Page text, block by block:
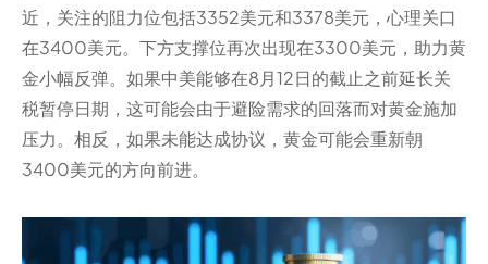
近，关注的阻力位包括3352美元和3378美元，心理关口
在3400美元。下方支撑位再次出现在3300美元，助力黄
金小幅反弹。如果中美能够在8月12日的截止之前延长关
税暂停日期，这可能会由于避险需求的回落而对黄金施加
压力。相反，如果未能达成协议，黄金可能会重新朝
3400美元的方向前进。